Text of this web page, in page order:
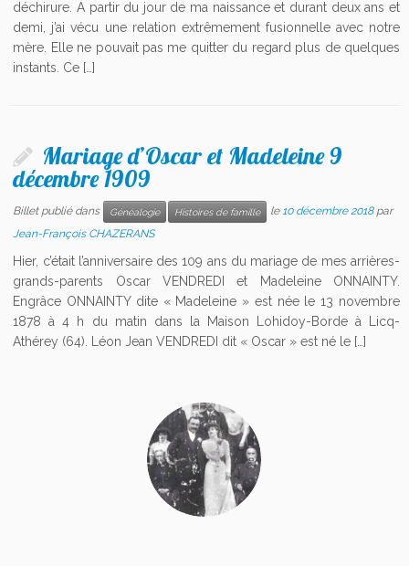
déchirure. A partir du jour de ma naissance et durant deux ans et
demi, j’ai vécu une relation extrêmement fusionnelle avec notre
mère. Elle ne pouvait pas me quitter du regard plus de quelques
instants. Ce […]
Mariage d’Oscar et Madeleine 9
décembre 1909
Billet publié dans Généalogie Histoires de famille le 10 décembre 2018 par
Jean-François CHAZERANS
Hier, c’était l’anniversaire des 109 ans du mariage de mes arrières-
grands-parents Oscar VENDREDI et Madeleine ONNAINTY.
Engrâce ONNAINTY dite « Madeleine » est née le 13 novembre
1878 à 4 h du matin dans la Maison Lohidoy-Borde à Licq-
Athérey (64). Léon Jean VENDREDI dit « Oscar » est né le […]